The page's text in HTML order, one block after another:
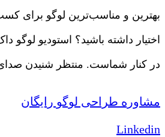
بهترین و مناسب‌ترین لوگو برای
اختیار داشته باشید؟ استودیو لوگو
در کنار شماست. منتظر شنیدن صدای
مشاوره طراحی لوگو رایگان
Linkedin